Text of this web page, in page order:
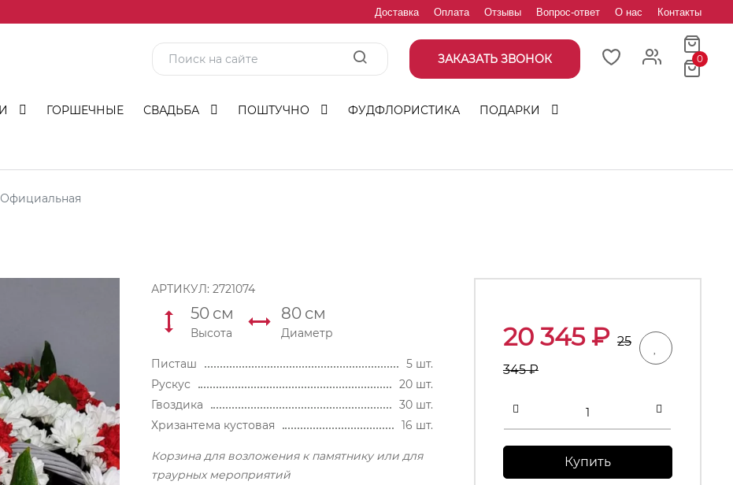
Доставка Оплата Отзывы Вопрос-ответ О нас Контакты
ЗАКАЗАТЬ ЗВОНОК 0
ГОРШЕЧНЫЕ СВАДЬБА ПОШТУЧНО ФУДФЛОРИСТИКА ПОДАРКИ
АРТИКУЛ: 2721074
50 см
Высота
80 см
Диаметр
Писташ
5 шт.
Рускус
20 шт.
Гвоздика
30 шт.
Хризантема кустовая
16 шт.
Корзина для возложения к памятнику или для
траурных мероприятий
20 345₽ 25
345₽
Купить